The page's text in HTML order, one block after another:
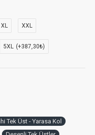
XL XXL
5XL (+387,30₺)
Tek Üst - Yarasa Kol